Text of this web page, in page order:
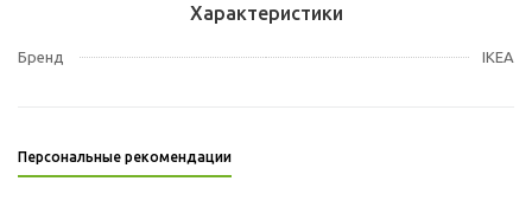
Характеристики
Бренд IKEA
Персональные рекомендации